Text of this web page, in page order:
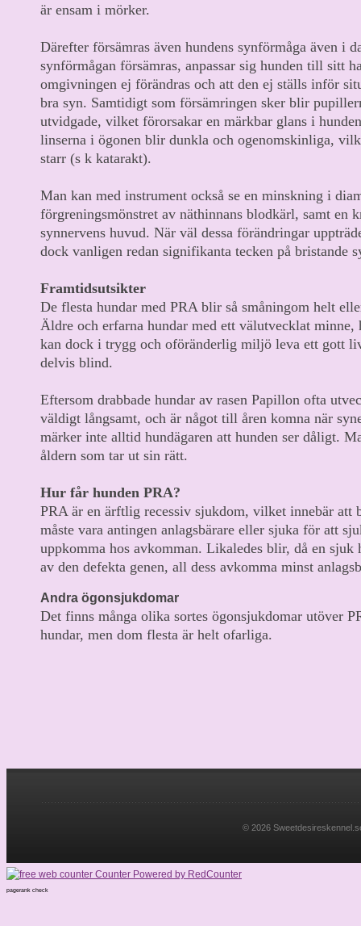
är ensam i mörker.
Därefter försämras även hundens synförmåga även i
synförmågan försämras, anpassar sig hunden till sitt
omgivningen ej förändras och att den ej ställs inför
bra syn. Samtidigt som försämringen sker blir
utvidgade, vilket förorsakar en märkbar glans i
linserna i ögonen blir dunkla och ogenomskinliga,
starr (s k katarakt).
Man kan med instrument också se en minskning i
förgreningsmönstret av näthinnans blodkärl, samt en
synnervens huvud. När väl dessa förändringar
dock vanligen redan signifikanta tecken på bristande
Framtidsutsikter
De flesta hundar med PRA blir så småningom helt
Äldre och erfarna hundar med ett välutvecklat minne,
kan dock i trygg och oföränderlig miljö leva ett gott
delvis blind.
Eftersom drabbade hundar av rasen Papillon ofta
väldigt långsamt, och är något till åren komna när
märker inte alltid hundägaren att hunden ser dåligt.
åldern som tar ut sin rätt.
Hur får hunden PRA?
PRA är en ärftlig recessiv sjukdom, vilket innebär att
måste vara antingen anlagsbärare eller sjuka för att
uppkomma hos avkomman. Likaledes blir, då en sjuk
av den defekta genen, all dess avkomma minst
Andra ögonsjukdomar
Det finns många olika sortes ögonsjukdomar utöver
hundar, men dom flesta är helt ofarliga.
© 2026
pagerank check